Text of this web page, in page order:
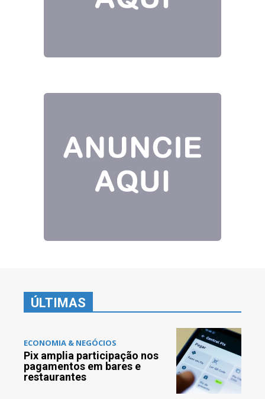
ÚLTIMAS
ECONOMIA & NEGÓCIOS
Pix amplia participação nos
pagamentos em bares e
restaurantes